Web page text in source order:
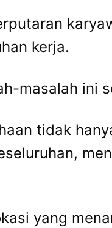
kerja.
masalah ini
tidak
yang